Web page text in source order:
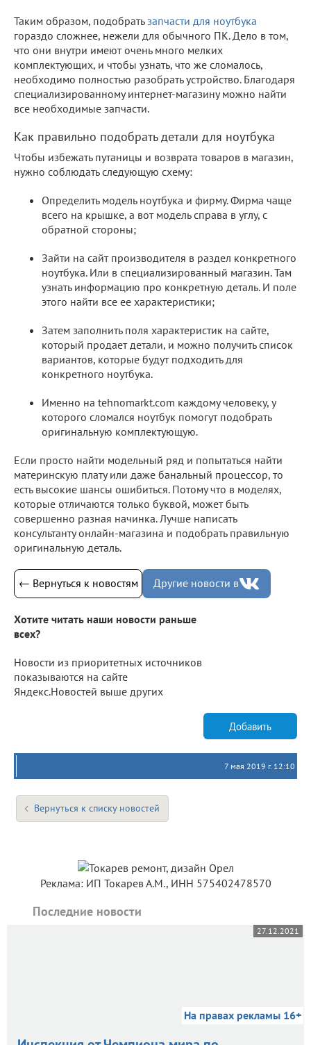
Таким образом, подобратьзапчасти для ноутбука
гораздо сложнее, нежели для обычного ПК. Дело в том,
что они внутри имеют очень много мелких
комплектующих, и чтобы узнать, что же сломалось,
необходимо полностью разобрать устройство. Благодаря
специализированному интернет-магазину можно найти
все необходимые запчасти.
Как правильно подобрать детали для ноутбука
Чтобы избежать путаницы и возврата товаров в магазин,
нужно соблюдать следующую схему:
Определить модель ноутбука и фирму. Фирма чаще
всего на крышке, а вот модель справа в углу, с
обратной стороны;
Зайти на сайт производителя в раздел конкретного
ноутбука. Или в специализированный магазин. Там
узнать информацию про конкретную деталь. И поле
этого найти все ее характеристики;
Затем заполнить поля характеристик на сайте,
который продает детали, и можно получить список
вариантов, которые будут подходить для
конкретного ноутбука.
Именно на tehnomarkt.com каждому человеку, у
которого сломался ноутбук помогут подобрать
оригинальную комплектующую.
Если просто найти модельный ряд и попытаться найти
материнскую плату или даже банальный процессор, то
есть высокие шансы ошибиться. Потому что в моделях,
которые отличаются только буквой, может быть
совершенно разная начинка. Лучше написать
консультанту онлайн-магазина и подобрать правильную
оригинальную деталь.
← Вернуться к новостям Другие новости в
Хотите читать наши новости раньше
всех?
Новости из приоритетных источников
показываются на сайте
Яндекс.Новостей выше других
Добавить
7 мая 2019 г. 12:10
Вернуться к списку новостей
Реклама: ИП Токарев А.М., ИНН 575402478570
Последние новости
27.12.2021
На правах рекламы 16+